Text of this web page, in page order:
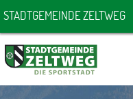
STADTGEMEINDE ZELTWEG